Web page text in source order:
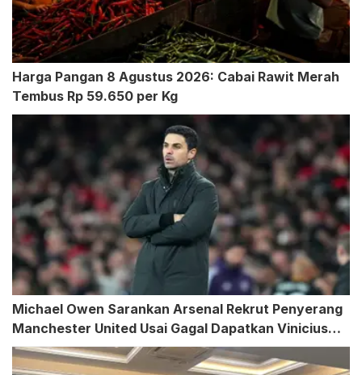
Harga Pangan 8 Agustus 2026: Cabai Rawit Merah
Tembus Rp 59.650 per Kg
Michael Owen Sarankan Arsenal Rekrut Penyerang
Manchester United Usai Gagal Dapatkan Vinicius
Junior